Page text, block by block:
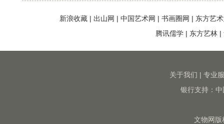
新浪收藏 | 出山网 | 中国艺术网 | 书画圈网 | 东方艺
腾讯儒学 | 东方艺林 |
关于我们 | 专业
银行支持：
文物网